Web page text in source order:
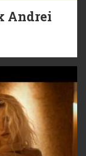
Andrei